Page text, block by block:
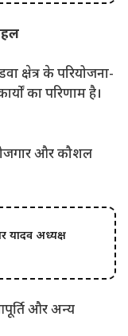
क्षेत्र के परियोजना-
का परिणाम है।
और कौशल
यादव अध्यक्ष
और अन्य